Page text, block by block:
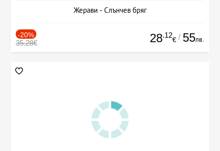
Жерави - Слънчев бряг
-20%
35.28€ 28.12
€ / 55лв.